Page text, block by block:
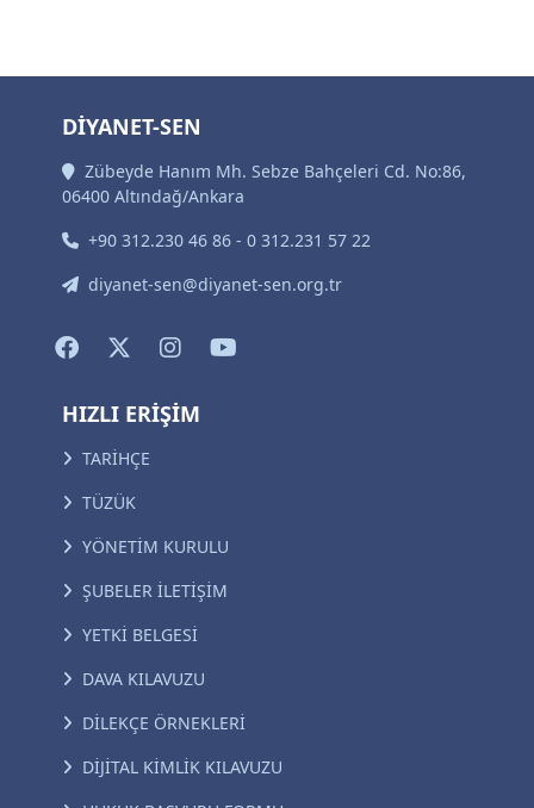
DİYANET-SEN
Zübeyde Hanım Mh. Sebze Bahçeleri Cd. No:86,
06400 Altındağ/Ankara
+90 312.230 46 86 - 0 312.231 57 22
diyanet-sen@diyanet-sen.org.tr
HIZLI ERİŞİM
TARİHÇE
TÜZÜK
YÖNETİM KURULU
ŞUBELER İLETİŞİM
YETKİ BELGESİ
DAVA KILAVUZU
DİLEKÇE ÖRNEKLERİ
DİJİTAL KİMLİK KILAVUZU